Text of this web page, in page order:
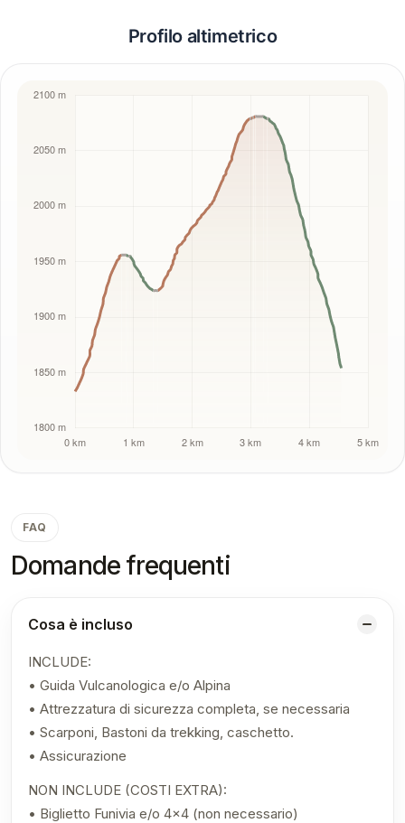
Profilo altimetrico
FAQ
Domande frequenti
Cosa è incluso
INCLUDE:
• Guida Vulcanologica e/o Alpina
• Attrezzatura di sicurezza completa, se necessaria
• Scarponi, Bastoni da trekking, caschetto.
• Assicurazione
NON INCLUDE (COSTI EXTRA):
• Biglietto Funivia e/o 4×4 (non necessario)